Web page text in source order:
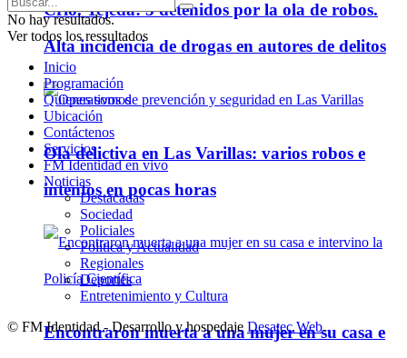
Crio. Tejeda: 3 detenidos por la ola de robos.
Alta incidencia de drogas en autores de delitos
Ola delictiva en Las Varillas: varios robos e
intentos en pocas horas
Encontraron muerta a una mujer en su casa e
No hay resultados.
Ver todos los ressultados
Inicio
Programación
Quienes somos
Ubicación
Contáctenos
Servicios
FM Identidad en vivo
Noticias
Destacadas
Sociedad
Policiales
Política y Actualidad
Regionales
Deportes
Entretenimiento y Cultura
© FM Identidad - Desarrollo y hospedajeDesatec Web.